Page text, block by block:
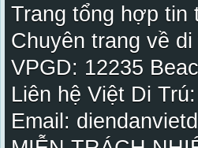
Trang tổng hợp tin
Chuyên trang về di
VPGD: 12235
Liên hệ Việt Di
Email: